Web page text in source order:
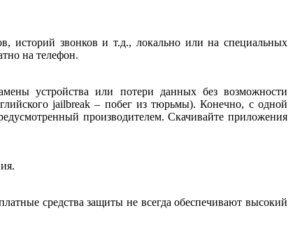
историй звонков и т.д., локально или на специальных
на телефон.
устройства или потери данных без возможности
jailbreak – побег из тюрьмы). Конечно, с одной
производителем. Скачивайте приложения
средства защиты не всегда обеспечивают высокий